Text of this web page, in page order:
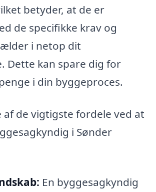
betyder, at de er
de specifikke krav og
i netop dit
Dette kan spare dig for
i din byggeproces.
af de vigtigste fordele ved at
i Sønder
En byggesagkyndig